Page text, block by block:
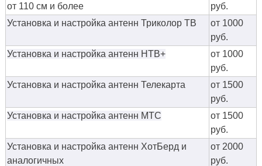
от 110 см и более
руб.
Установка и настройка антенн Триколор ТВ
от 1000
руб.
Установка и настройка антенн НТВ+
от 1000
руб.
Установка и настройка антенн Телекарта
от 1500
руб.
Установка и настройка антенн МТС
от 1500
руб.
Установка и настройка антенн ХотБерд и
аналогичных
от 2000
руб.